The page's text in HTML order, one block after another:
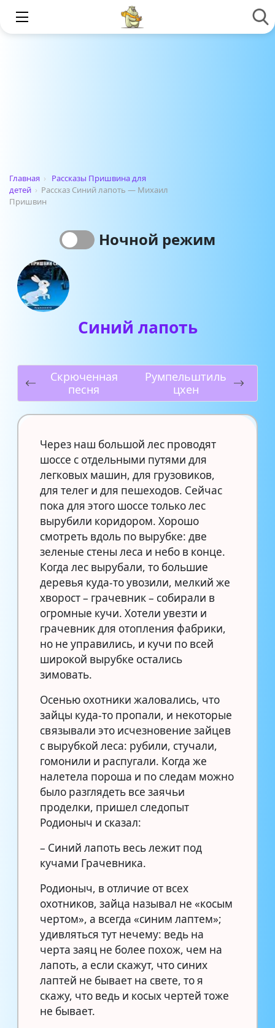
Главная ›
Рассказы Пришвина для
детей › Рассказ Синий лапоть — Михаил
Пришвин
Ночной режим
Синий лапоть
Скрюченная
песня
Румпельштиль
цхен
Через наш большой лес проводят
шоссе с отдельными путями для
легковых машин, для грузовиков,
для телег и для пешеходов. Сейчас
пока для этого шоссе только лес
вырубили коридором. Хорошо
смотреть вдоль по вырубке: две
зеленые стены леса и небо в конце.
Когда лес вырубали, то большие
деревья куда-то увозили, мелкий же
хворост – грачевник – собирали в
огромные кучи. Хотели увезти и
грачевник для отопления фабрики,
но не управились, и кучи по всей
широкой вырубке остались
зимовать.
Осенью охотники жаловались, что
зайцы куда-то пропали, и некоторые
связывали это исчезновение зайцев
с вырубкой леса: рубили, стучали,
гомонили и распугали. Когда же
налетела пороша и по следам можно
было разглядеть все заячьи
проделки, пришел следопыт
Родионыч и сказал:
– Синий лапоть весь лежит под
кучами Грачевника.
Родионыч, в отличие от всех
охотников, зайца называл не «косым
чертом», а всегда «синим лаптем»;
удивляться тут нечему: ведь на
черта заяц не более похож, чем на
лапоть, а если скажут, что синих
лаптей не бывает на свете, то я
скажу, что ведь и косых чертей тоже
не бывает.